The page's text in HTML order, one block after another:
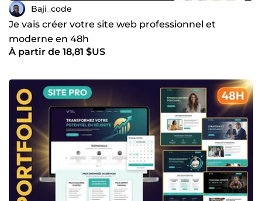
Baji_code
Je vais créer votre site web professionnel et
moderne en 48h
À partir de 18,81 $US